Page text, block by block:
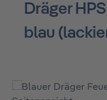
Dräger
blau
Bildergalerie